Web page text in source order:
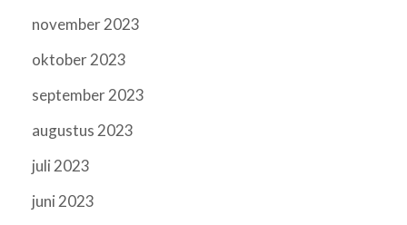
november 2023
oktober 2023
september 2023
augustus 2023
juli 2023
juni 2023